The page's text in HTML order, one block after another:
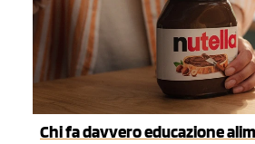
Chi fa davvero educazione